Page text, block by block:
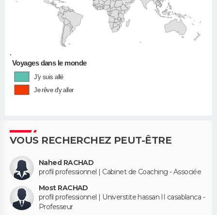
•
Voyages dans le monde
J'y suis allé
Je rêve d'y aller
VOUS RECHERCHEZ PEUT-ÊTRE
Nahed RACHAD
profil professionnel | Cabinet de Coaching - Associée
Most RACHAD
profil professionnel | Universtite hassan II casablanca -
Professeur